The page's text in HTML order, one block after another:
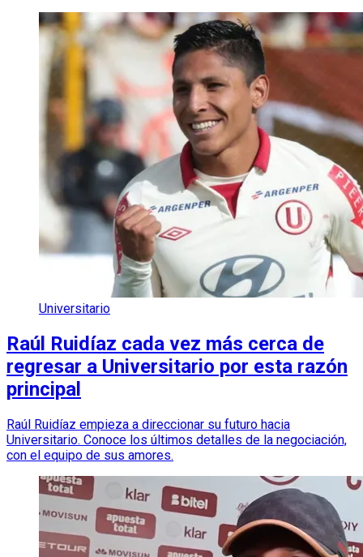
Universitario
Raúl Ruidíaz cada vez más cerca de
regresar a Universitario por esta razón
principal
Raúl Ruidíaz empieza a direccionar su futuro hacia
Universitario. Conoce los últimos detalles de la negociación,
con el equipo de sus amores.